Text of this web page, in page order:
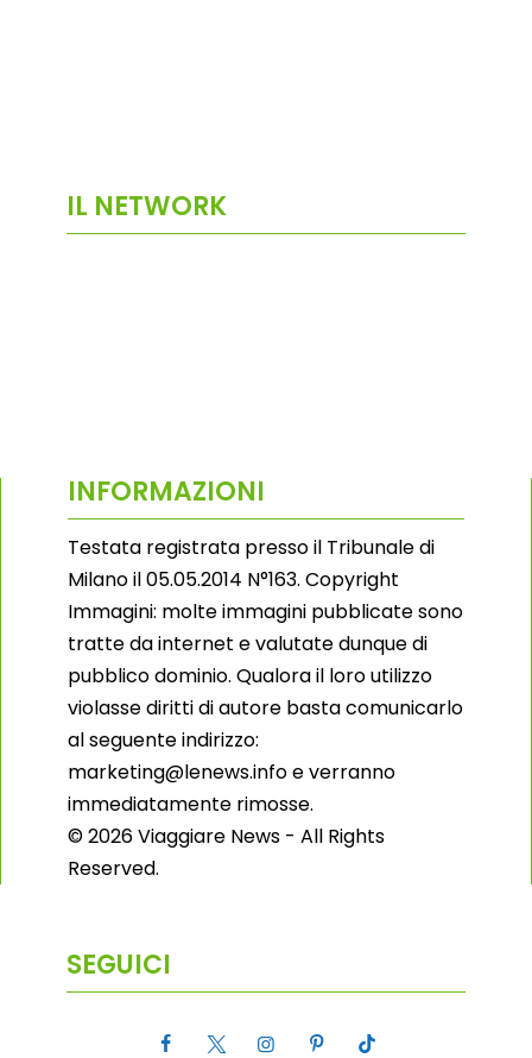
IL NETWORK
INFORMAZIONI
Testata registrata presso il Tribunale di
Milano il 05.05.2014 N°163. Copyright
Immagini: molte immagini pubblicate sono
tratte da internet e valutate dunque di
pubblico dominio. Qualora il loro utilizzo
violasse diritti di autore basta comunicarlo
al seguente indirizzo:
marketing@lenews.info e verranno
immediatamente rimosse.
© 2026 Viaggiare News - All Rights
Reserved.
SEGUICI